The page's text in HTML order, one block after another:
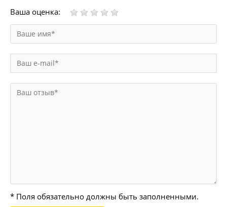
Ваша оценка:
* Поля обязательно должны быть заполненными.